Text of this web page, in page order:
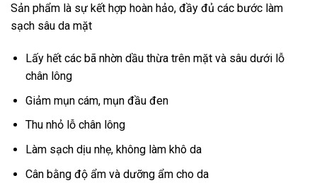
Sản phẩm là sự kết hợp hoàn hảo, đầy đủ các bước làm
sạch sâu da mặt
Lấy hết các bã nhờn dầu thừa trên mặt và sâu dưới lỗ
chân lông
Giảm mụn cám, mụn đầu đen
Thu nhỏ lỗ chân lông
Làm sạch dịu nhẹ, không làm khô da
Cân bằng độ ẩm và dưỡng ẩm cho da